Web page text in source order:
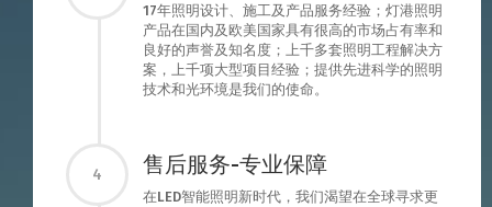
17年照明设计、施工及产品服务经验；灯港照明
产品在国内及欧美国家具有很高的市场占有率和
良好的声誉及知名度；上千多套照明工程解决方
案，上千项大型项目经验；提供先进科学的照明
技术和光环境是我们的使命。
4 售后服务-专业保障
在LED智能照明新时代，我们渴望在全球寻求更